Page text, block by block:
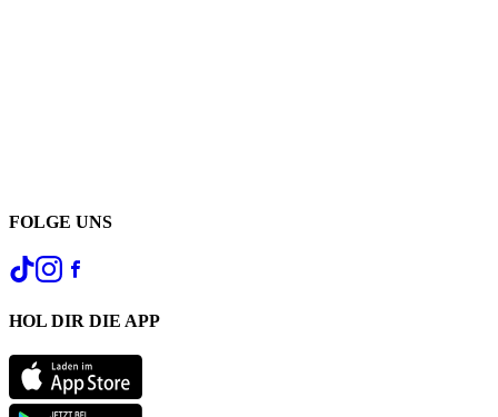
FOLGE UNS
HOL DIR DIE APP